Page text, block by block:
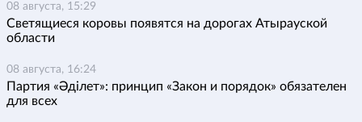
08 августа, 15:29
Светящиеся коровы появятся на дорогах Атырауской
области
08 августа, 16:24
Партия «Әділет»: принцип «Закон и порядок» обязателен
для всех